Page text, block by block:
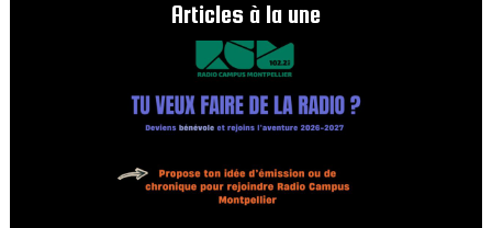
Articles à la une